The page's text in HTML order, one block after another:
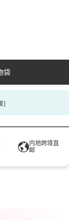
袋
)
内地跨境直
邮